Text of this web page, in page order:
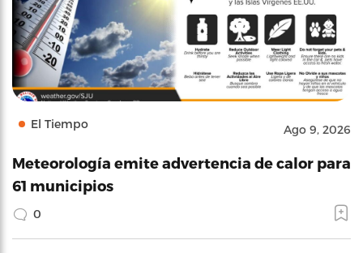
El Tiempo Ago 9, 2026
Meteorología emite advertencia de calor para
61 municipios
0